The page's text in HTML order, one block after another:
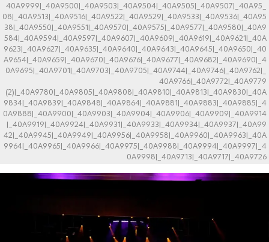
_40A9999|_40A9500|_40A9503|_40A9504|_40A9505|_40A9507|_40A95
08|_40A9513|_40A9516|_40A9522|_40A9529|_40A9533|_40A9536|_40A95
38|_40A9550|_40A9551|_40A9570|_40A9575|_40A9577|_40A9580|_40A9
584|_40A9594|_40A9597|_40A9607|_40A9609|_40A9619|_40A9621|_40A
9623|_40A9627|_40A9635|_40A9640|_40A9643|_40A9645|_40A9650|_40
A9654|_40A9659|_40A9670|_40A9676|_40A9677|_40A9682|_40A9690|_4
0A9695|_40A9701|_40A9703|_40A9705|_40A9744|_40A9746|_40A9762|_
40A9766|_40A9772|_40A9779
(2)|_40A9780|_40A9805|_40A9808|_40A9810|_40A9813|_40A9830|_40A
9834|_40A9839|_40A9848|_40A9864|_40A9881|_40A9883|_40A9885|_4
0A9888|_40A9900|_40A9903|_40A9904|_40A9906|_40A9909|_40A9914
|_40A9919|_40A9924|_40A9931|_40A9933|_40A9934|_40A9937|_40A99
42|_40A9945|_40A9949|_40A9956|_40A9958|_40A9960|_40A9963|_40A
9964|_40A9965|_40A9966|_40A9975|_40A9988|_40A9994|_40A9997|_4
0A9998|_40A9713|_40A9717|_40A9726